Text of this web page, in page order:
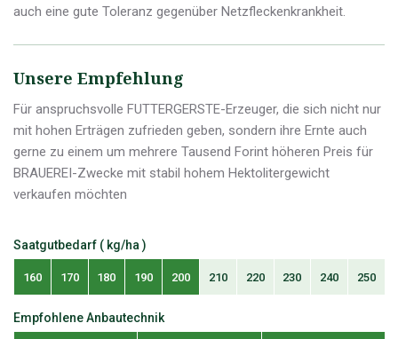
auch eine gute Toleranz gegenüber Netzfleckenkrankheit.
Unsere Empfehlung
Für anspruchsvolle FUTTERGERSTE-Erzeuger, die sich nicht nur
mit hohen Erträgen zufrieden geben, sondern ihre Ernte auch
gerne zu einem um mehrere Tausend Forint höheren Preis für
BRAUEREI-Zwecke mit stabil hohem Hektolitergewicht
verkaufen möchten
Saatgutbedarf ( kg/ha )
160 170 180 190 200 210 220 230 240 250
Empfohlene Anbautechnik